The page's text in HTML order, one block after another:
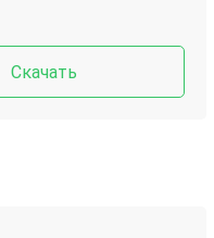
Скачать